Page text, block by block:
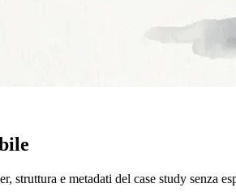
struttura e metadati del case study senza